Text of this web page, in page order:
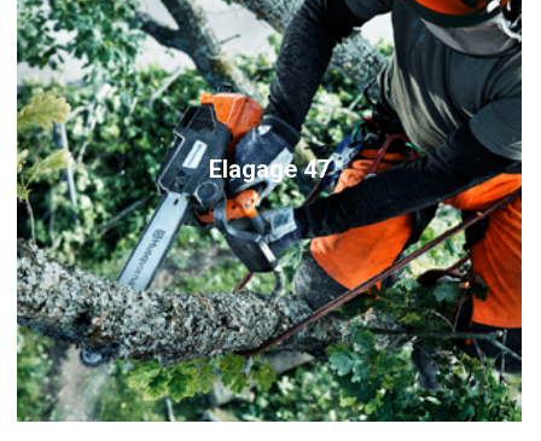
Elagage 47